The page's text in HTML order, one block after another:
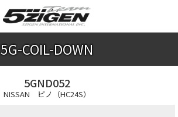
5G-COIL-DOWN
5GND052
NISSAN ピノ（HC24S）